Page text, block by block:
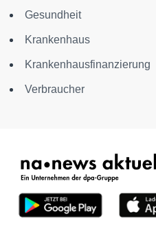
Gesundheit
Krankenhaus
Krankenhausfinanzierung
Verbraucher